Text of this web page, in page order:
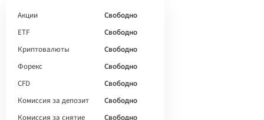
Акции
Свободно
ETF
Свободно
Криптовалюты
Свободно
Форекс
Свободно
CFD
Свободно
Комиссия за депозит
Свободно
Комиссия за снятие
Свободно